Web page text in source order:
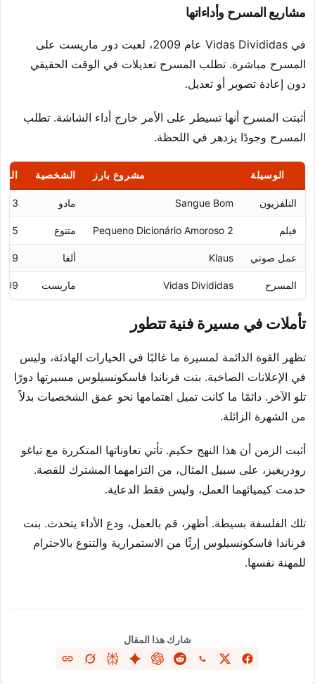
مشاريع المسرح وأداءاتها
في Vidas Divididas عام 2009، لعبت دور ماريست على
المسرح مباشرة. تطلب المسرح تعديلات في الوقت الحقيقي
دون إعادة تصوير أو تعديل.
أثبتت المسرح أنها تسيطر على الأمر خارج أداء الشاشة. تطلب
المسرح وجودًا يزدهر في اللحظة.
الوسيلة مشروع بارز الشخصية
التلفزيون Sangue Bom مادو
فيلم Pequeno Dicionário Amoroso 2 متنوع
عمل صوتي Klaus ألفا
المسرح Vidas Divididas ماريست
تأملات في مسيرة فنية تتطور
تظهر القوة الدائمة لمسيرة ما غالبًا في الخيارات الهادئة، وليس
في الإعلانات الصاخبة. بنت فرناندا فاسكونسيلوس مسيرتها دورًا
تلو الآخر. دائمًا ما كانت تميل اهتمامها نحو عمق الشخصيات بدلاً
من الشهرة الزائلة.
أثبت الزمن أن هذا النهج حكيم. تأتي تعاوناتها المتكررة مع تياغو
رودريغيز، على سبيل المثال، من التزامهما المشترك للقصة.
خدمت كيميائهما العمل، وليس فقط الدعاية.
تلك الفلسفة بسيطة. أظهر، قم بالعمل، ودع الأداء يتحدث. بنت
فرناندا فاسكونسيلوس إرثًا من الاستمرارية والتنوع بالاحترام
للمهنة نفسها.
شارك هذا المقال